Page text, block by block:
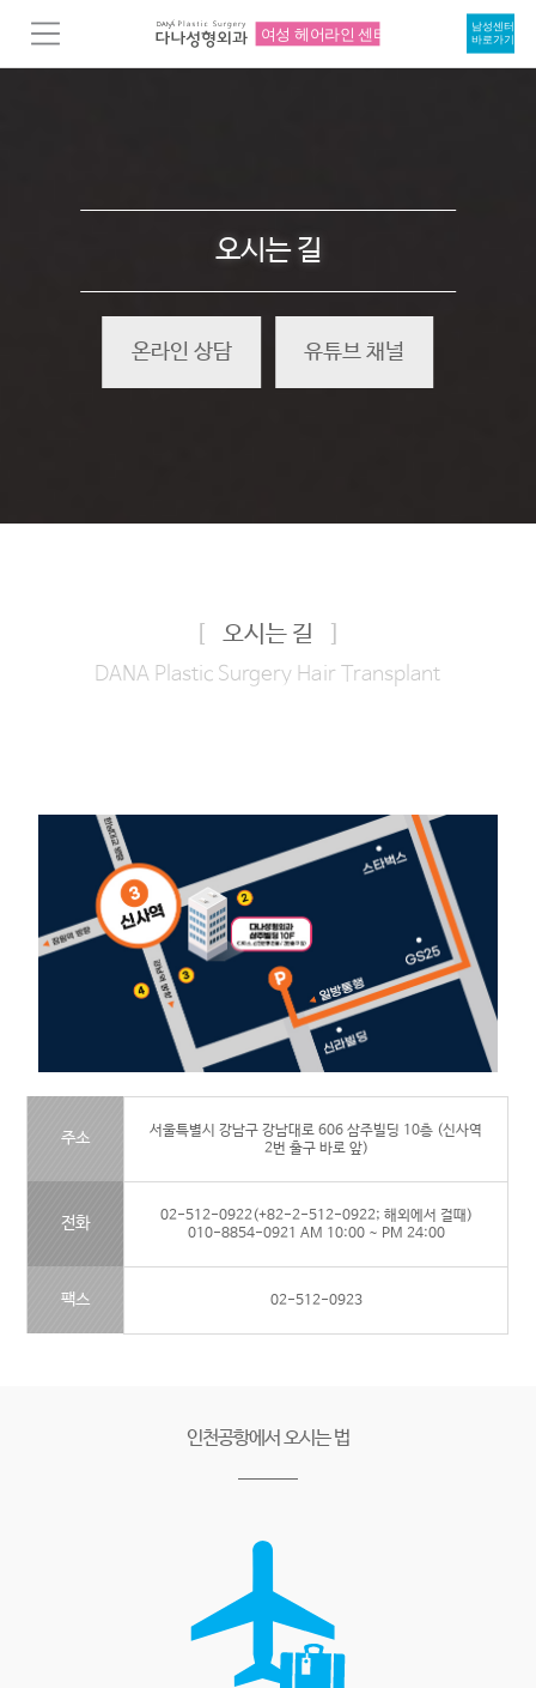
오시는 길
온라인 상담 유튜브 채널
오시는 길
DANA Plastic Surgery Hair Transplant
주소
서울특별시 강남구 강남대로 606 삼주빌딩 10층 (신사역
2번 출구 바로 앞)
전화
02-512-0922(+82-2-512-0922; 해외에서 걸때)
010-8854-0921 AM 10:00 ~ PM 24:00
팩스 02-512-0923
인천공항에서 오시는 법